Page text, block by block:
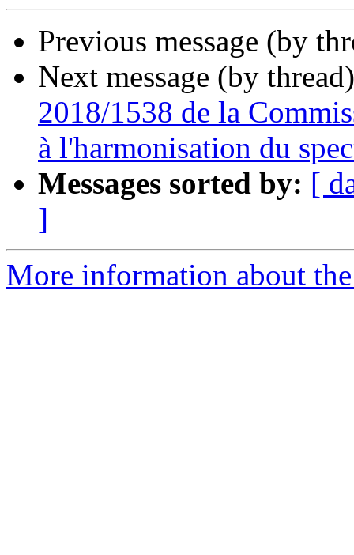
Previous message (by
Next message (by
2018/1538 de la
à l'harmonisation du
Messages sorted by: [
]
More information about